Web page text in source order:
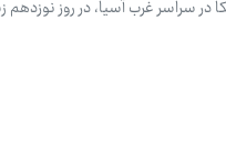
در سراسر غرب آسیا، در روز نوزدهم